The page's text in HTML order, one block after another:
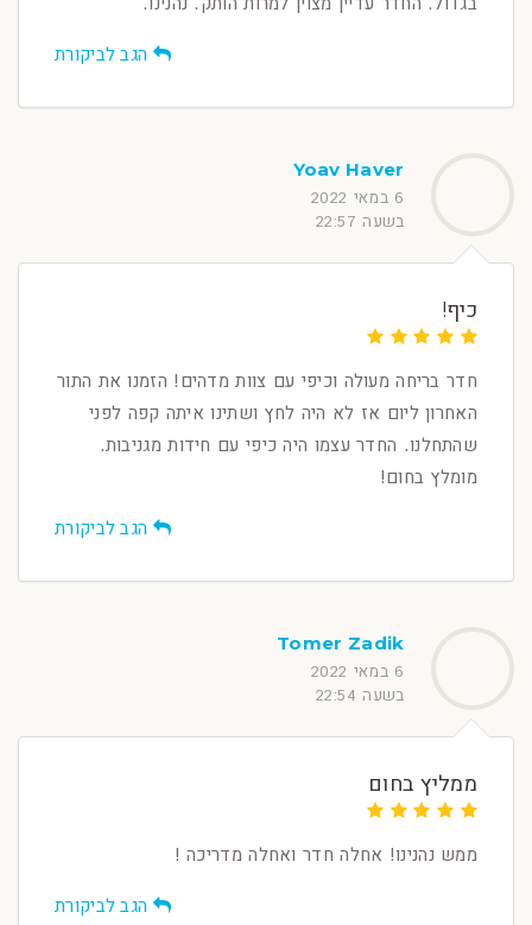
הגב לביקורת
Yoav Haver
6 במאי 2022
בשעה 22:57
כיף!
חדר בריחה מעולה וכיפי עם צוות מדהים! הזמנו את התור
האחרון ליום אז לא היה לחץ ושתינו איתה קפה לפני
שהתחלנו. החדר עצמו היה כיפי עם חידות מגניבות.
מומלץ בחום!
הגב לביקורת
Tomer Zadik
6 במאי 2022
בשעה 22:54
ממליץ בחום
ממש נהנינו! אחלה חדר ואחלה מדריכה !
הגב לביקורת